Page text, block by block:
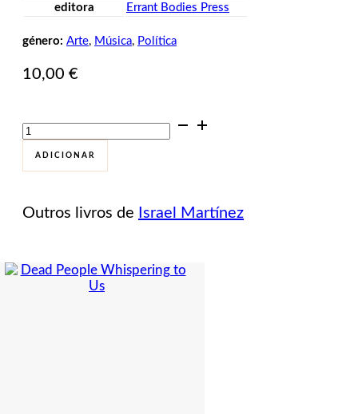
editora
Errant Bodies Press
género: Arte, Música, Política
10,00 €
Quantidade
de
Resounding
Roar
ADICIONAR
Outros livros de Israel Martínez